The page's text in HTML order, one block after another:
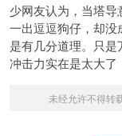
少网友认为，当塔
一出逗逗狗仔，却
是有几分道理。只
冲击力实在是太大
未经允许不得转